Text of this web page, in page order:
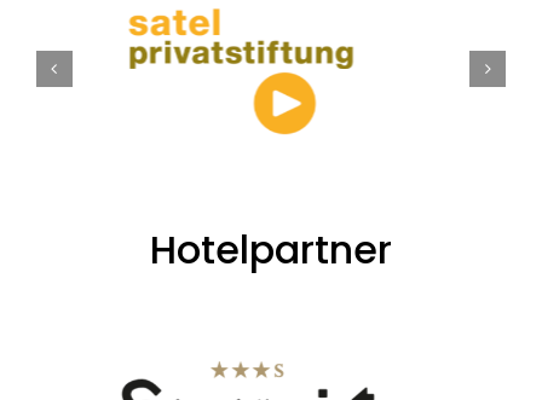
Hotelpartner